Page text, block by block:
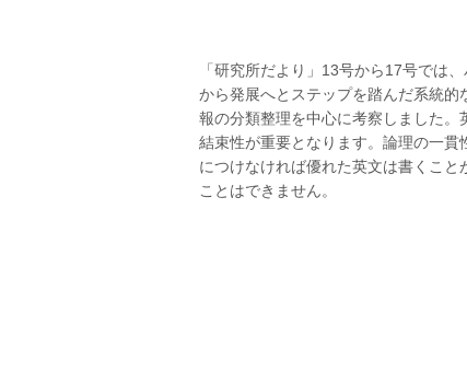
「研究所だより」13号から17号では
から発展へとステップを踏んだ系統
報の分類整理を中心に考察しました
結束性が重要となります。論理の一
につけなければ優れた英文は書くこ
ことはできません。